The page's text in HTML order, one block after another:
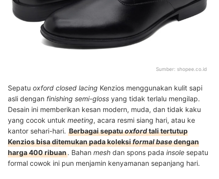
Sumber: shopee.co.id
Sepatu oxford closed lacing Kenzios menggunakan kulit sapi
asli dengan finishing semi-gloss yang tidak terlalu mengilap.
Desain ini memberikan kesan modern, muda, dan tidak kaku
yang cocok untuk meeting, acara resmi siang hari, atau ke
kantor sehari-hari. Berbagai sepatuoxfordtali tertutup
Kenzios bisa ditemukan pada koleksiformal basedengan
harga 400 ribuan. Bahan mesh dan spons pada insole sepatu
formal cowok ini pun menjamin kenyamanan sepanjang hari.